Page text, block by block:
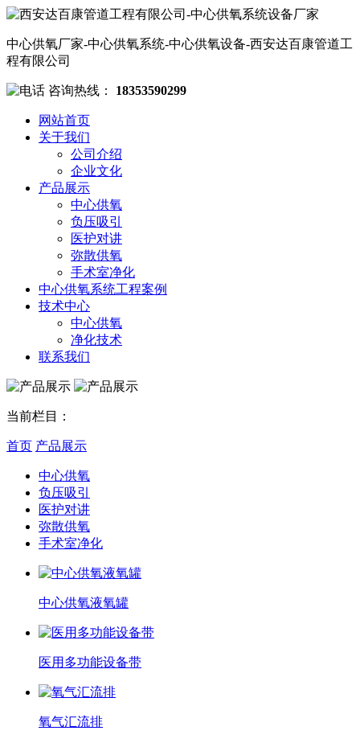
中心供氧厂家-中心供氧系统-中心供氧设备-西安达百康管道工
程有限公司
咨询热线： 18353590299
网站首页
关于我们
公司介绍
企业文化
产品展示
中心供氧
负压吸引
医护对讲
弥散供氧
手术室净化
中心供氧系统工程案例
技术中心
中心供氧
净化技术
联系我们
当前栏目：
首页 产品展示
中心供氧
负压吸引
医护对讲
弥散供氧
手术室净化
中心供氧液氧罐
医用多功能设备带
氧气汇流排